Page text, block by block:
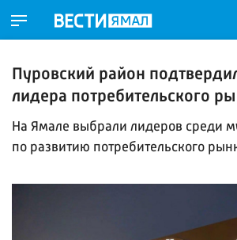
Пуровский район
лидера потребительского
На Ямале выбрали лидеров среди
по развитию потребительского